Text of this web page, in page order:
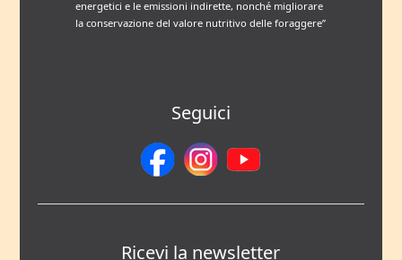
energetici e le emissioni indirette, nonché migliorare
la conservazione del valore nutritivo delle foraggere”
Seguici
Ricevi la newsletter